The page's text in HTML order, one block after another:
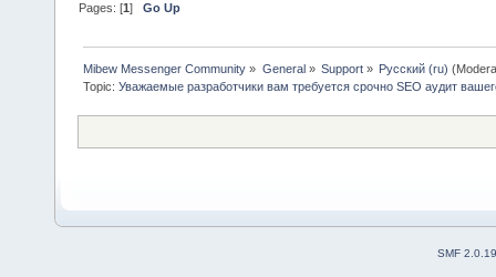
Pages: [1]Go Up
Mibew Messenger Community » General» Support» Русский (ru)
Topic:Уважаемые разработчики вам требуется срочно SEO аудит
SMF 2.0.19